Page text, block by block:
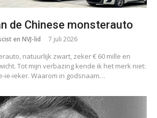
de Chinese monsterauto
en NVJ-lid 7 juli 2026
natuurlijk zwart, zeker € 60 mille en
Tot mijn verbazing kende ik het merk niet:
ie-ieker. Waarom in godsnaam…